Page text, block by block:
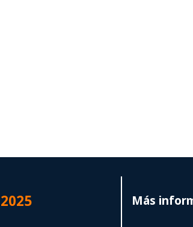
2025 Más